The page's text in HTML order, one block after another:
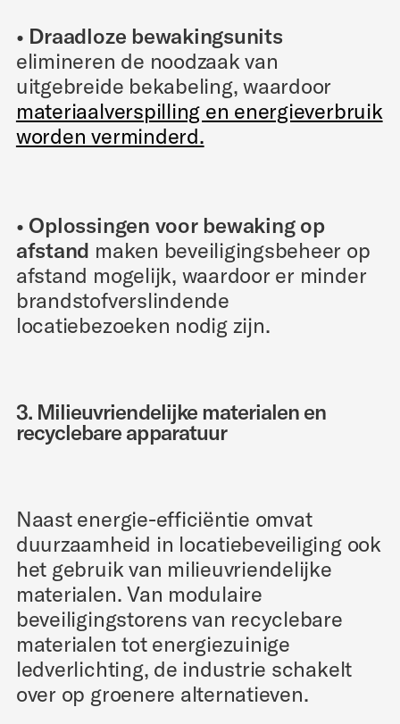
• Draadloze bewakingsunits
elimineren de noodzaak van
uitgebreide bekabeling, waardoor
materiaalverspilling en energieverbruik
worden verminderd.
• Oplossingen voor bewaking op
afstand maken beveiligingsbeheer op
afstand mogelijk, waardoor er minder
brandstofverslindende
locatiebezoeken nodig zijn.
3. Milieuvriendelijke materialen en
recyclebare apparatuur
Naast energie-efficiëntie omvat
duurzaamheid in locatiebeveiliging ook
het gebruik van milieuvriendelijke
materialen. Van modulaire
beveiligingstorens van recyclebare
materialen tot energiezuinige
ledverlichting, de industrie schakelt
over op groenere alternatieven.